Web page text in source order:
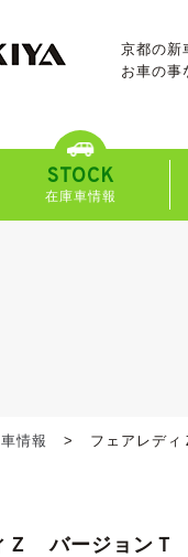
京都の新
お車の事
STOCK
在庫車情報
情報 フェアレディ
ＺバージョンＴ